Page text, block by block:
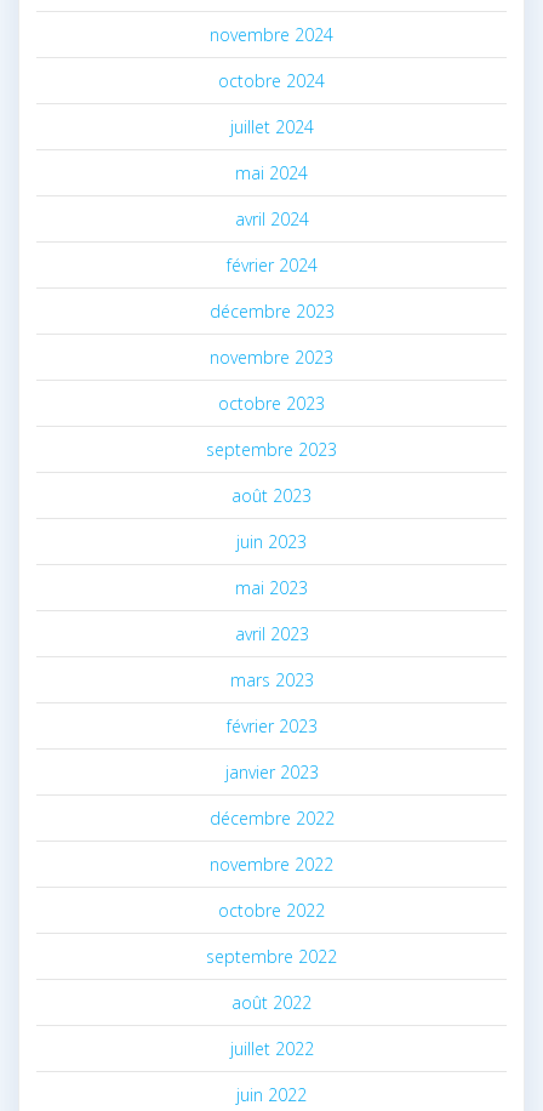
novembre 2024
octobre 2024
juillet 2024
mai 2024
avril 2024
février 2024
décembre 2023
novembre 2023
octobre 2023
septembre 2023
août 2023
juin 2023
mai 2023
avril 2023
mars 2023
février 2023
janvier 2023
décembre 2022
novembre 2022
octobre 2022
septembre 2022
août 2022
juillet 2022
juin 2022